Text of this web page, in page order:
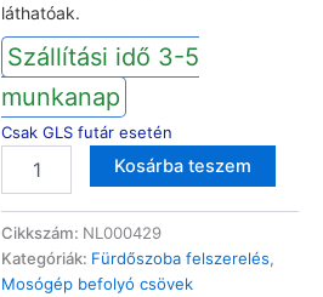
láthatóak.
Szállítási idő 3-5
munkanap
Csak GLS futár esetén
Aquastop
3,5m
3/4
mennyiség
Kosárba teszem
Cikkszám: NL000429
Kategóriák: Fürdőszoba felszerelés,
Mosógép befolyó csövek